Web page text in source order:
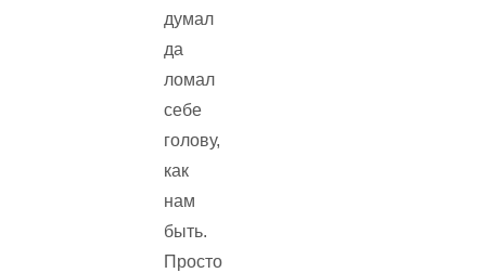
думал
да
ломал
себе
голову,
как
нам
быть.
Просто